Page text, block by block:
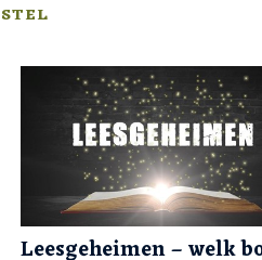
Leesgeheimen – welk